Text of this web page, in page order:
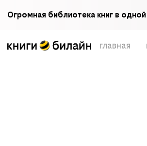
Огромная библиотека книг в
главная